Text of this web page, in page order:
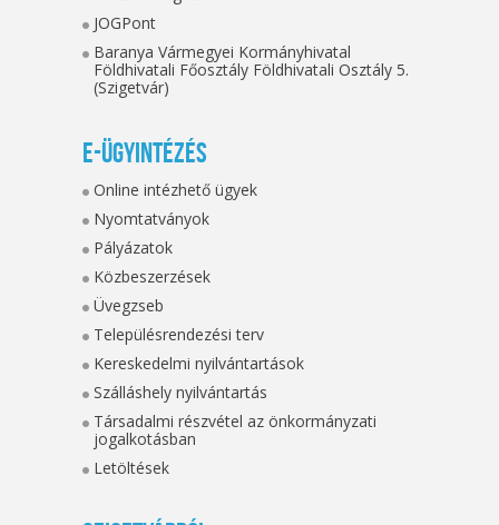
JOGPont
Baranya Vármegyei Kormányhivatal
Földhivatali Főosztály Földhivatali Osztály 5.
(Szigetvár)
E-ügyintézés
Online intézhető ügyek
Nyomtatványok
Pályázatok
Közbeszerzések
Üvegzseb
Településrendezési terv
Kereskedelmi nyilvántartások
Szálláshely nyilvántartás
Társadalmi részvétel az önkormányzati
jogalkotásban
Letöltések